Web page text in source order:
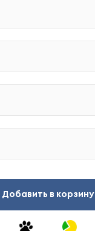
Добавить в корзину